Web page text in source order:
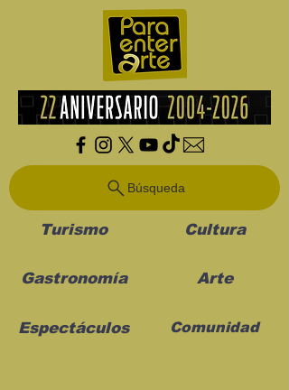
Búsqueda
Turismo Cultura
Gastronomía Arte
Espectáculos Comunidad